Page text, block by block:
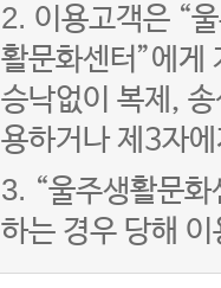
2. 이용고객은 “
활문화센터”에게
승낙없이 복제,
용하거나 제3자
3. “울주생활문
하는 경우 당해